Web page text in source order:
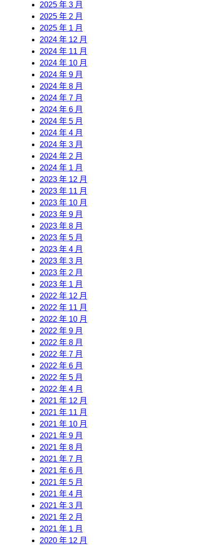
2025 年 3 月
2025 年 2 月
2025 年 1 月
2024 年 12 月
2024 年 11 月
2024 年 10 月
2024 年 9 月
2024 年 8 月
2024 年 7 月
2024 年 6 月
2024 年 5 月
2024 年 4 月
2024 年 3 月
2024 年 2 月
2024 年 1 月
2023 年 12 月
2023 年 11 月
2023 年 10 月
2023 年 9 月
2023 年 8 月
2023 年 5 月
2023 年 4 月
2023 年 3 月
2023 年 2 月
2023 年 1 月
2022 年 12 月
2022 年 11 月
2022 年 10 月
2022 年 9 月
2022 年 8 月
2022 年 7 月
2022 年 6 月
2022 年 5 月
2022 年 4 月
2021 年 12 月
2021 年 11 月
2021 年 10 月
2021 年 9 月
2021 年 8 月
2021 年 7 月
2021 年 6 月
2021 年 5 月
2021 年 4 月
2021 年 3 月
2021 年 2 月
2021 年 1 月
2020 年 12 月